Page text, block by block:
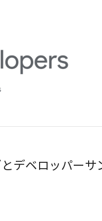
デベロッパーサ